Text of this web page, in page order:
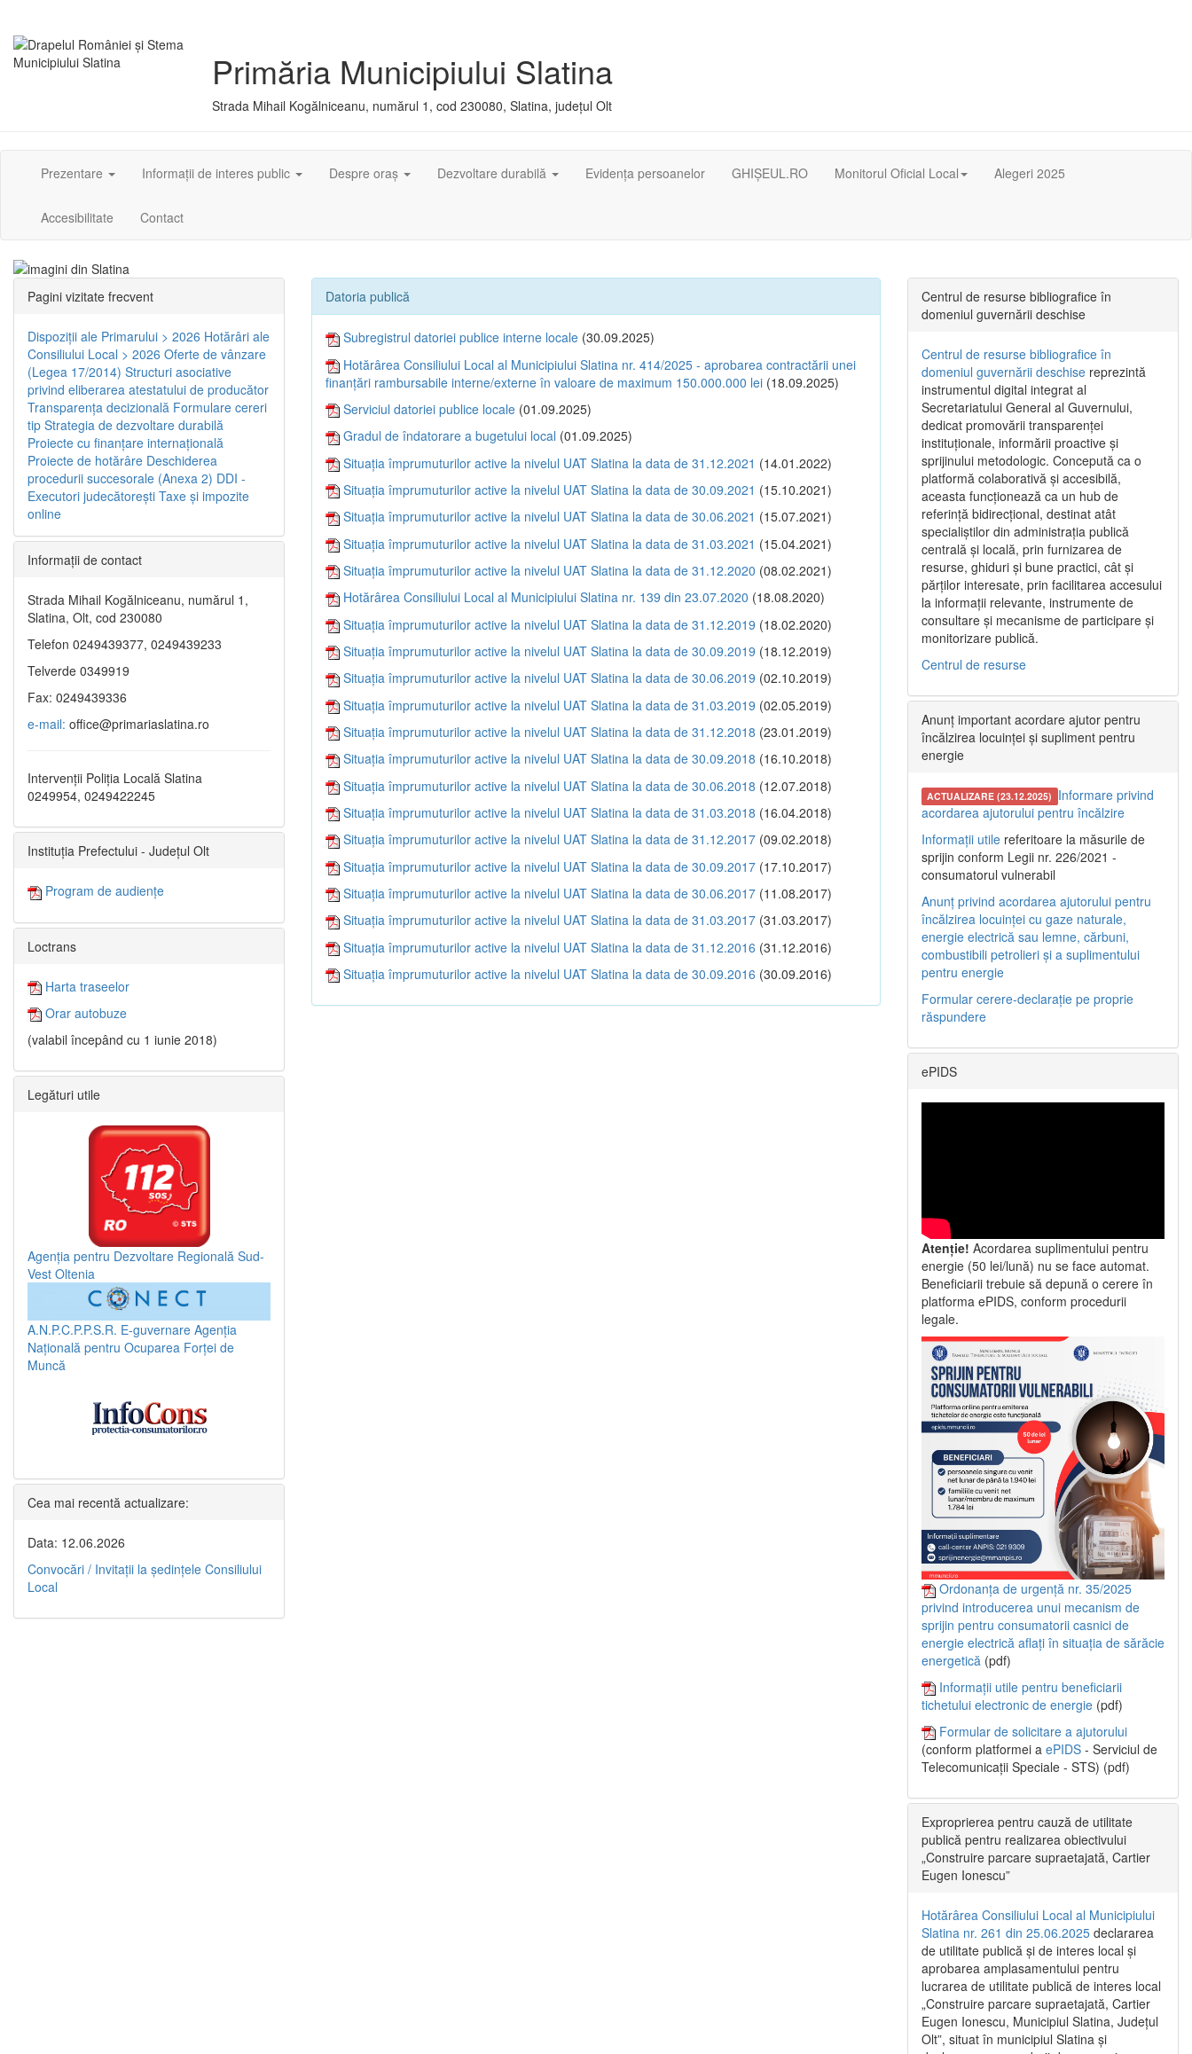
Primăria Municipiului Slatina
Strada Mihail Kogălniceanu, numărul 1, cod 230080, Slatina, județul Olt
Prezentare Informații de interes public Despre oraș Dezvoltare durabilă Evidența persoanelor GHIȘEUL.RO Monitorul Oficial Local Alegeri 2025
Accesibilitate Contact
Datoria publică
Subregistrul datoriei publice interne locale (30.09.2025)
Hotărârea Consiliului Local al Municipiului Slatina nr. 414/2025 - aprobarea contractării unei
finanțări rambursabile interne/externe în valoare de maximum 150.000.000 lei (18.09.2025)
Serviciul datoriei publice locale (01.09.2025)
Gradul de îndatorare a bugetului local (01.09.2025)
Situația împrumuturilor active la nivelul UAT Slatina la data de 31.12.2021 (14.01.2022)
Situația împrumuturilor active la nivelul UAT Slatina la data de 30.09.2021 (15.10.2021)
Situația împrumuturilor active la nivelul UAT Slatina la data de 30.06.2021 (15.07.2021)
Situația împrumuturilor active la nivelul UAT Slatina la data de 31.03.2021 (15.04.2021)
Situația împrumuturilor active la nivelul UAT Slatina la data de 31.12.2020 (08.02.2021)
Hotărârea Consiliului Local al Municipiului Slatina nr. 139 din 23.07.2020 (18.08.2020)
Situația împrumuturilor active la nivelul UAT Slatina la data de 31.12.2019 (18.02.2020)
Situația împrumuturilor active la nivelul UAT Slatina la data de 30.09.2019 (18.12.2019)
Situația împrumuturilor active la nivelul UAT Slatina la data de 30.06.2019 (02.10.2019)
Situația împrumuturilor active la nivelul UAT Slatina la data de 31.03.2019 (02.05.2019)
Situația împrumuturilor active la nivelul UAT Slatina la data de 31.12.2018 (23.01.2019)
Situația împrumuturilor active la nivelul UAT Slatina la data de 30.09.2018 (16.10.2018)
Situația împrumuturilor active la nivelul UAT Slatina la data de 30.06.2018 (12.07.2018)
Situația împrumuturilor active la nivelul UAT Slatina la data de 31.03.2018 (16.04.2018)
Situația împrumuturilor active la nivelul UAT Slatina la data de 31.12.2017 (09.02.2018)
Situația împrumuturilor active la nivelul UAT Slatina la data de 30.09.2017 (17.10.2017)
Situația împrumuturilor active la nivelul UAT Slatina la data de 30.06.2017 (11.08.2017)
Situația împrumuturilor active la nivelul UAT Slatina la data de 31.03.2017 (31.03.2017)
Situația împrumuturilor active la nivelul UAT Slatina la data de 31.12.2016 (31.12.2016)
Situația împrumuturilor active la nivelul UAT Slatina la data de 30.09.2016 (30.09.2016)
Pagini vizitate frecvent
Dispoziţii ale Primarului > 2026 Hotărâri ale
Consiliului Local > 2026 Oferte de vânzare
(Legea 17/2014) Structuri asociative
privind eliberarea atestatului de producător
Transparenţa decizională Formulare cereri
tip Strategia de dezvoltare durabilă
Proiecte cu finanţare internaţională
Proiecte de hotărâre Deschiderea
procedurii succesorale (Anexa 2) DDI -
Executori judecătorești Taxe şi impozite
online
Informaţii de contact
Strada Mihail Kogălniceanu, numărul 1,
Slatina, Olt, cod 230080
Telefon 0249439377, 0249439233
Telverde 0349919
Fax: 0249439336
e-mail: office@primariaslatina.ro
Intervenții Poliția Locală Slatina
0249954, 0249422245
Instituția Prefectului - Județul Olt
Program de audiențe
Loctrans
Harta traseelor
Orar autobuze
(valabil începând cu 1 iunie 2018)
Legături utile
Agenția pentru Dezvoltare Regională Sud-
Vest Oltenia
A.N.P.C.P.P.S.R. E-guvernare Agenția
Națională pentru Ocuparea Forței de
Muncă
Cea mai recentă actualizare:
Data: 12.06.2026
Convocări / Invitaţii la şedinţele Consiliului
Local
Centrul de resurse bibliografice în
domeniul guvernării deschise
Centrul de resurse bibliografice în
domeniul guvernării deschise reprezintă
instrumentul digital integrat al
Secretariatului General al Guvernului,
dedicat promovării transparenței
instituționale, informării proactive și
sprijinului metodologic. Concepută ca o
platformă colaborativă și accesibilă,
aceasta funcționează ca un hub de
referință bidirecțional, destinat atât
specialiștilor din administrația publică
centrală și locală, prin furnizarea de
resurse, ghiduri și bune practici, cât și
părților interesate, prin facilitarea accesului
la informații relevante, instrumente de
consultare și mecanisme de participare și
monitorizare publică.
Centrul de resurse
Anunț important acordare ajutor pentru
încălzirea locuinței și supliment pentru
energie
ACTUALIZARE (23.12.2025) Informare privind
acordarea ajutorului pentru încălzire
Informații utile referitoare la măsurile de
sprijin conform Legii nr. 226/2021 -
consumatorul vulnerabil
Anunț privind acordarea ajutorului pentru
încălzirea locuinței cu gaze naturale,
energie electrică sau lemne, cărbuni,
combustibili petrolieri și a suplimentului
pentru energie
Formular cerere-declarație pe proprie
răspundere
ePIDS
Atenție! Acordarea suplimentului pentru
energie (50 lei/lună) nu se face automat.
Beneficiarii trebuie să depună o cerere în
platforma ePIDS, conform procedurii
legale.
Ordonanța de urgență nr. 35/2025
privind introducerea unui mecanism de
sprijin pentru consumatorii casnici de
energie electrică aflați în situația de sărăcie
energetică (pdf)
Informații utile pentru beneficiarii
tichetului electronic de energie (pdf)
Formular de solicitare a ajutorului
(conform platformei a ePIDS - Serviciul de
Telecomunicații Speciale - STS) (pdf)
Exproprierea pentru cauză de utilitate
publică pentru realizarea obiectivului
„Construire parcare supraetajată, Cartier
Eugen Ionescu”
Hotărârea Consiliului Local al Municipiului
Slatina nr. 261 din 25.06.2025 declararea
de utilitate publică și de interes local și
aprobarea amplasamentului pentru
lucrarea de utilitate publică de interes local
„Construire parcare supraetajată, Cartier
Eugen Ionescu, Municipiul Slatina, Județul
Olt”, situat în municipiul Slatina și